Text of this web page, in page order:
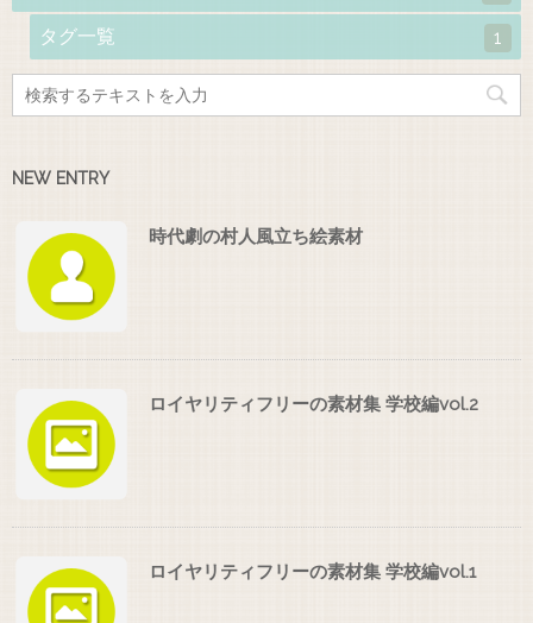
タグ一覧 1
NEW ENTRY
時代劇の村人風立ち絵素材
ロイヤリティフリーの素材集 学校編vol.2
ロイヤリティフリーの素材集 学校編vol.1